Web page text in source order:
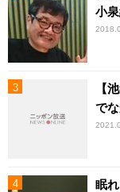
小
【
で
眠